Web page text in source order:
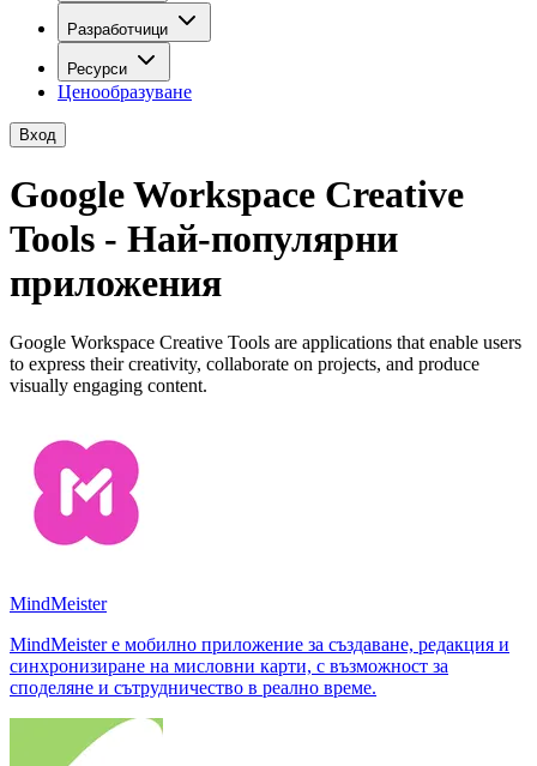
Разработчици
Ресурси
Ценообразуване
Вход
Google Workspace Creative
Tools - Най-популярни
приложения
Google Workspace Creative Tools are applications that enable users
to express their creativity, collaborate on projects, and produce
visually engaging content.
MindMeister
MindMeister е мобилно приложение за създаване, редакция и
синхронизиране на мисловни карти, с възможност за
споделяне и сътрудничество в реално време.